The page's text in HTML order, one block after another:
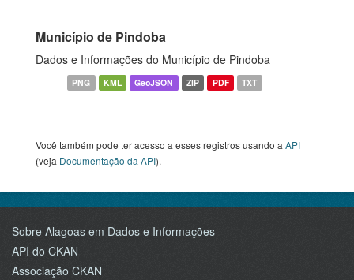
Município de Pindoba
Dados e Informações do Município de Pindoba
PNG KML GeoJSON ZIP PDF TXT
Você também pode ter acesso a esses registros usando a API
(veja Documentação da API).
Sobre Alagoas em Dados e Informações
API do CKAN
Associação CKAN